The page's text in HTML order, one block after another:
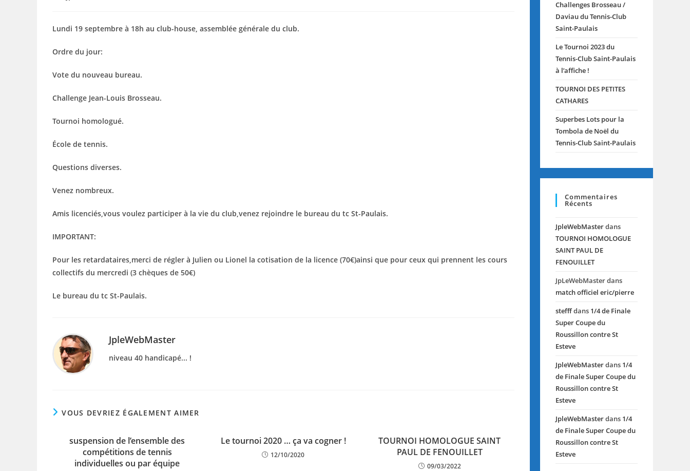
publication :
Lundi 19 septembre à 18h au club-house, assemblée générale du club.
Ordre du jour:
Vote du nouveau bureau.
Challenge Jean-Louis Brosseau.
Tournoi homologué.
École de tennis.
Questions diverses.
Venez nombreux.
Amis licenciés,vous voulez participer à la vie du club,venez rejoindre le bureau du tc St-Paulais.
IMPORTANT:
Pour les retardataires,merci de régler à Julien ou Lionel la cotisation de la licence (70€)ainsi que pour ceux qui prennent les cours
collectifs du mercredi (3 chèques de 50€)
Le bureau du tc St-Paulais.
JpleWebMaster
niveau 40 handicapé... !
VOUS DEVRIEZ ÉGALEMENT AIMER
suspension de l’ensemble des
compétitions de tennis
individuelles ou par équipe
Le tournoi 2020 … ça va cogner !
12/10/2020
TOURNOI HOMOLOGUE SAINT
PAUL DE FENOUILLET
09/03/2022
Challenges Brosseau /
Daviau du Tennis-Club
Saint-Paulais
Le Tournoi 2023 du
Tennis-Club Saint-Paulais
à l’affiche !
TOURNOI DES PETITES
CATHARES
Superbes Lots pour la
Tombola de Noël du
Tennis-Club Saint-Paulais
Commentaires
Récents
JpleWebMasterdans
TOURNOI HOMOLOGUE
SAINT PAUL DE
FENOUILLET
JpLeWebMasterdans
match officiel eric/pierre
stefffdans 1/4 de Finale
Super Coupe du
Roussillon contre St
Esteve
JpleWebMasterdans 1/4
de Finale Super Coupe du
Roussillon contre St
Esteve
JpleWebMasterdans 1/4
de Finale Super Coupe du
Roussillon contre St
Esteve